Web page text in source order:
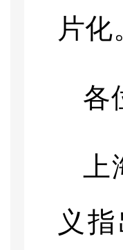
片化
各
义